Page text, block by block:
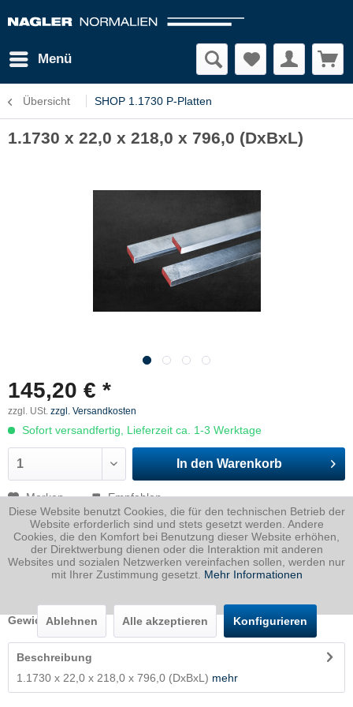
Menü
Übersicht SHOP 1.1730 P-Platten
1.1730 x 22,0 x 218,0 x 796,0 (DxBxL)
145,20 € *
zzgl. USt. zzgl. Versandkosten
Sofort versandfertig, Lieferzeit ca. 1-3 Werktage
In den Warenkorb
Merken Empfehlen
Artikel-Nr.: 1730022021800796P
Dicke
22 mm
218 mm
Gewicht 29.97Kg
Beschreibung
1.1730 x 22,0 x 218,0 x 796,0 (DxBxL) mehr
Diese Website benutzt Cookies, die für den technischen Betrieb der
Website erforderlich sind und stets gesetzt werden. Andere
Cookies, die den Komfort bei Benutzung dieser Website erhöhen,
der Direktwerbung dienen oder die Interaktion mit anderen
Websites und sozialen Netzwerken vereinfachen sollen, werden nur
mit Ihrer Zustimmung gesetzt. Mehr Informationen
Ablehnen Alle akzeptieren Konfigurieren